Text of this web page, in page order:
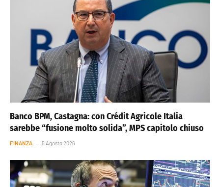
Banco BPM, Castagna: con Crédit Agricole Italia
sarebbe “fusione molto solida”, MPS capitolo chiuso
FINANZA 5 Agosto 2026